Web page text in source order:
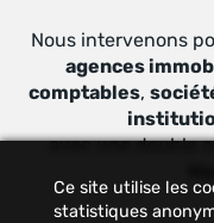
Nous intervenons
agences
comptables,
avec une double
Ce site utilise les
statistiques